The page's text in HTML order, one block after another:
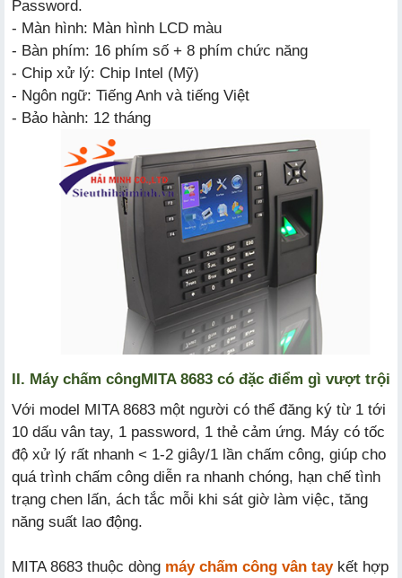
Password.
- Màn hình: Màn hình LCD màu
- Bàn phím: 16 phím số + 8 phím chức năng
- Chip xử lý: Chip Intel (Mỹ)
- Ngôn ngữ: Tiếng Anh và tiếng Việt
- Bảo hành: 12 tháng
II. Máy chấm côngMITA 8683 có đặc điểm gì vượt trội
Với model MITA 8683 một người có thể đăng ký từ 1 tới
10 dấu vân tay, 1 password, 1 thẻ cảm ứng. Máy có tốc
độ xử lý rất nhanh < 1-2 giây/1 lần chấm công, giúp cho
quá trình chấm công diễn ra nhanh chóng, hạn chế tình
trạng chen lấn, ách tắc mỗi khi sát giờ làm việc, tăng
năng suất lao động.
MITA 8683 thuộc dòng máy chấm công vân taykết hợp